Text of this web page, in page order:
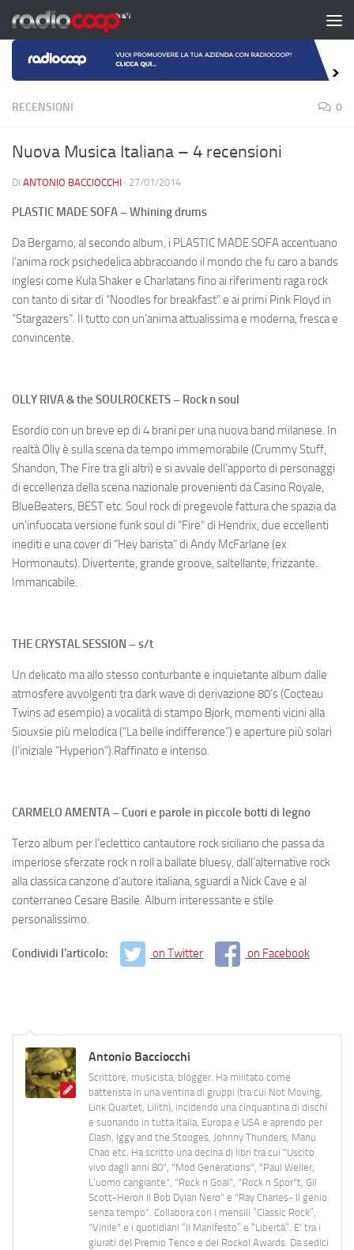
Salta al contenuto
RECENSIONI 0
Nuova Musica Italiana – 4 recensioni
DI ANTONIO BACCIOCCHI · 27/01/2014
PLASTIC MADE SOFA – Whining drums
Da Bergamo, al secondo album, i PLASTIC MADE SOFA accentuano
l’anima rock psichedelica abbracciando il mondo che fu caro a bands
inglesi come Kula Shaker e Charlatans fino ai riferimenti raga rock
con tanto di sitar di “Noodles for breakfast” e ai primi Pink Floyd in
“Stargazers”. Il tutto con un’anima attualissima e moderna, fresca e
convincente.
OLLY RIVA & the SOULROCKETS – Rock n soul
Esordio con un breve ep di 4 brani per una nuova band milanese. In
realtà Olly è sulla scena da tempo immemorabile (Crummy Stuff,
Shandon, The Fire tra gli altri) e si avvale dell’apporto di personaggi
di eccellenza della scena nazionale provenienti da Casino Royale,
BlueBeaters, BEST etc. Soul rock di pregevole fattura che spazia da
un’infuocata versione funk soul di “Fire” di Hendrix, due eccellenti
inediti e una cover di “Hey barista” di Andy McFarlane (ex
Hormonauts). Divertente, grande groove, saltellante, frizzante.
Immancabile.
THE CRYSTAL SESSION – s/t
Un delicato ma allo stesso conturbante e inquietante album dalle
atmosfere avvolgenti tra dark wave di derivazione 80’s (Cocteau
Twins ad esempio) a vocalità di stampo Bjork, momenti vicini alla
Siouxsie più melodica (“La belle indifference”) e aperture più solari
(l’iniziale “Hyperion”).Raffinato e intenso.
CARMELO AMENTA – Cuori e parole in piccole botti di legno
Terzo album per l’eclettico cantautore rock siciliano che passa da
imperiose sferzate rock n roll a ballate bluesy, dall’alternative rock
alla classica canzone d’autore italiana, sguardi a Nick Cave e al
conterraneo Cesare Basile. Album interessante e stile
personalissimo.
Condividi l'articolo: on Twitter on Facebook
Antonio Bacciocchi
Scrittore, musicista, blogger. Ha militato come
batterista in una ventina di gruppi (tra cui Not Moving,
Link Quartet, Lilith), incidendo una cinquantina di dischi
e suonando in tutta Italia, Europa e USA e aprendo per
Clash, Iggy and the Stooges, Johnny Thunders, Manu
Chao etc. Ha scritto una decina di libri tra cui "Uscito
vivo dagli anni 80", "Mod Generations", "Paul Weller,
L’uomo cangiante", "Rock n Goal", "Rock n Spor"t, Gil
Scott-Heron Il Bob Dylan Nero" e "Ray Charles- Il genio
senza tempo". Collabora con i mensili “Classic Rock”,
"Vinile" e i quotidiani “Il Manifesto” e “Libertà”. E' tra i
giurati del Premio Tenco e del Rockol Awards. Da sedici